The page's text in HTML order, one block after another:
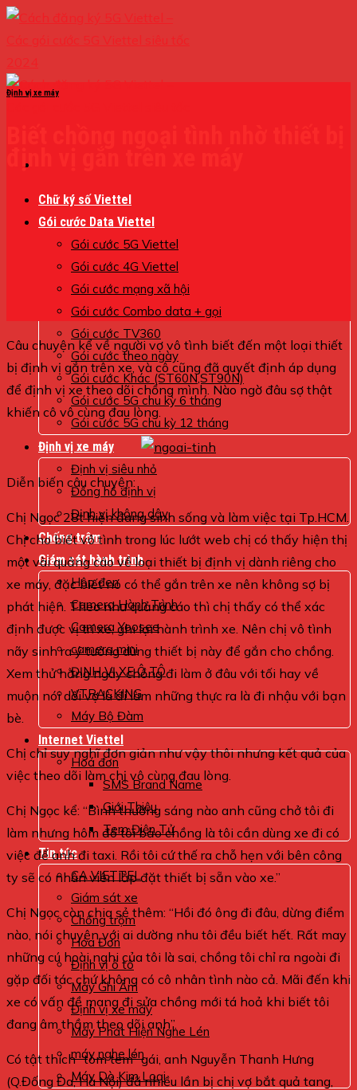
Skip
to
content
Chữ ký số Viettel
Gói cước Data Viettel
Gói cước 5G Viettel
Gói cước 4G Viettel
Gói cước mạng xã hội
Gói cước Combo data + gọi
Gói cước TV360
Gói cước theo ngày
Gói cước Khác (ST60N,ST90N)
Gói cước 5G chu kỳ 6 tháng
Gói cước 5G chu kỳ 12 tháng
Định vị xe máy
Định vị siêu nhỏ
Đồng hồ định vị
Định vị không dây
Chống trộm
Giám sát hành trình
Hộp đen
Camera Hành Trình
Camera Yoosee
camera mini
ĐỊNH VỊ XE Ô TÔ
VTRACKING
Máy Bộ Đàm
Internet Viettel
Hoá đơn
SMS Brand Name
Giới Thiệu
Tem Điện Tử
Tin tức
CA VIETTEL
Giám sát xe
Chống trộm
Hóa Đơn
Định vị ô tô
Máy Ghi Âm
Định vị xe máy
Máy Phát Hiện Nghe Lén
máy nghe lén
Máy Dò Kim Loại
Định vị xe máy
định vị gắn trên xe máy
Câu chuyện kể về người vợ vô tình biết đến một loại thiết
bị định vị gắn trên xe, và cô cũng đã quyết định áp dụng
để định vị xe theo dõi chồng mình. Nào ngờ đâu sợ thật
khiến cô vô cùng đau lòng.
Diễn biến câu chuyện:
Chị Ngọc 28t hiện đang sinh sống và làm việc tại Tp.HCM.
Chị cho biết vô tình trong lúc lướt web chị có thấy hiện thị
một vài quảng cáo về loại thiết bị định vị dành riêng cho
xe máy, đặc biết nó có thể gắn trên xe nên không sợ bị
phát hiện. Theo như quảng cáo thì chị thấy có thể xác
định được vị trí xe, ghi lại hành trình xe. Nên chị vô tình
nãy sinh ra ý tưởng dùng thiết bị này để gắn cho chồng.
Xem thử hằng ngày chồng đi làm ở đâu với tối hay về
muộn nói dối vợ là đi làm những thực ra là đi nhậu với bạn
bè.
Chị chỉ suy nghĩ đơn giản như vậy thôi nhưng kết quả của
việc theo dõi làm chị vô cùng đau lòng.
Chị Ngọc kể: “Bình thường sáng nào anh cũng chở tôi đi
làm nhưng hôm đó tôi bảo chồng là tôi cần dùng xe đi có
việc để anh đi taxi. Rồi tôi cứ thế ra chỗ hẹn với bên công
ty sẽ có nhân viên lắp đặt thiết bị sẵn vào xe.”
Chị Ngọc còn chia sẻ thêm: “Hồi đó ông đi đâu, dừng điểm
nào, nói chuyện với ai dường nhu tôi đều biết hết. Rất may
những cú hoài nghi của tôi là sai, chồng tôi chỉ ra ngoài đi
gặp đối tác chứ không có cô nhân tình nào cả. Mãi đến khi
xe có vấn đề mang đi sửa chồng mới tá hoả khi biết tôi
đang âm thầm theo dõi anh”.
Có tật thích “tòm tem” gái, anh Nguyễn Thanh Hưng
(Q.Đống Đa, Hà Nội) đã nhiều lần bị chị vợ bắt quả tang,